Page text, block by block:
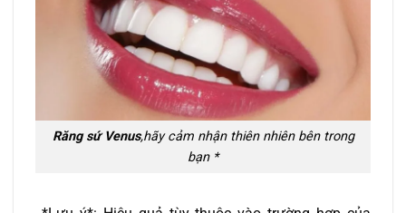
Răng sứ Venus,hãy cảm nhận thiên nhiên bên trong
bạn *